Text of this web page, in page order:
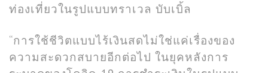
ท่องเที่ยวในรูปแบบทราเวล บับเบิ้ล
“การใช้ชีวิตแบบไร้เงินสดไม่ใช่แค่เรื่องของ
ความสะดวกสบายอีกต่อไป ในยุคหลังการ